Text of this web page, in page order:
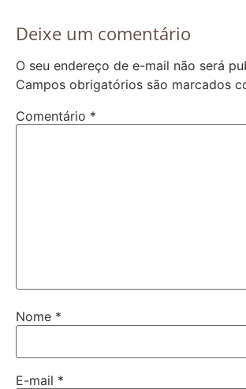
Deixe um comentário
O seu endereço de e-mail não será
Campos obrigatórios são marcados
Comentário *
Nome *
E-mail *